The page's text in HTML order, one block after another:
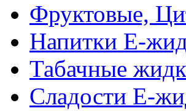
Фруктовые,
Напитки Е-
Табачные
Сладости Е-